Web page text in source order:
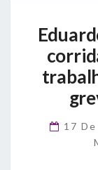
17